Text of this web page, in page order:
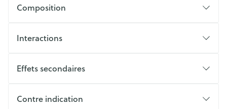
Composition
Interactions
Effets secondaires
Contre indication